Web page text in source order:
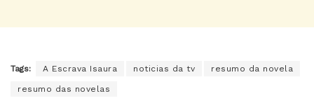
Tags: A Escrava Isaura noticias da tv resumo da novela
resumo das novelas